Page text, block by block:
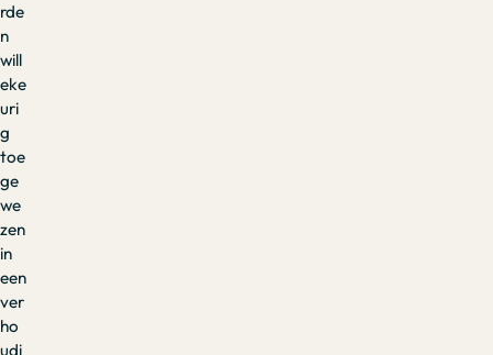
rde
n
will
eke
uri
g
toe
ge
we
zen
in
een
ver
ho
udi